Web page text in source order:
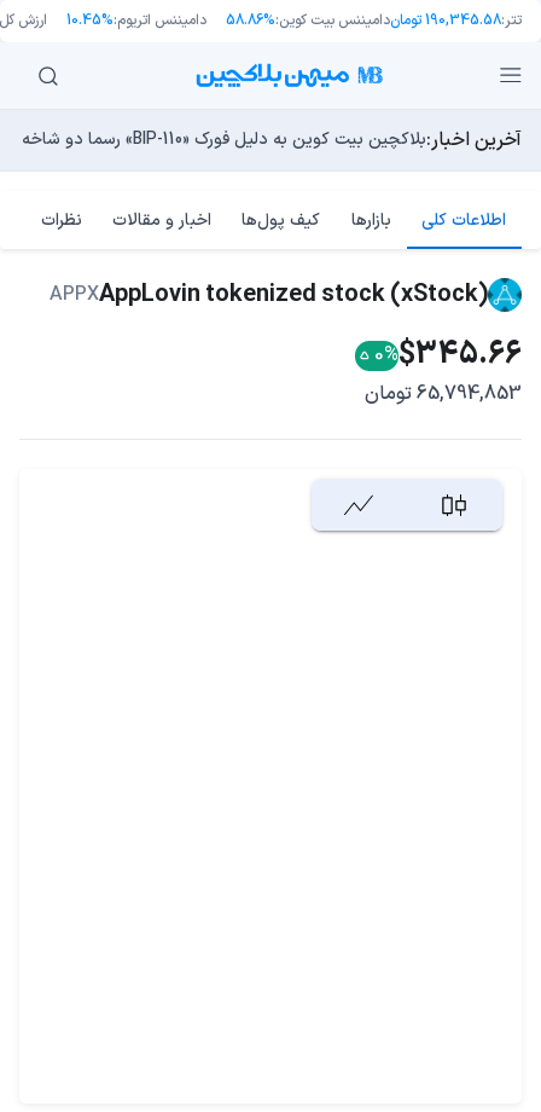
تتر:190,345.58 تومان دامیننس بیت کوین:58.86% دامیننس اتریوم:10.45% ارزش کل
آخرین اخبار:بلاکچین بیت کوین به دلیل فورک «BIP-110» رسما دو شاخه شد!
راه‌های حفظ ارزش پول؛ چگونه قدرت خرید خود را در برابر
طرح جدید EIP-8363: آیا کاهش پاداش استیکینگ به ضرر اتریوم تمام می‌شود؟
چرا هوش مصنوعی اکنون در کوتاه‌مدت تهدیدی فوری‌تر از
مایکل ترپین: متاسفم، بیت‌کوین به سمت ۴۳,۵۰۰ دلار در حال سقوط است
اطلاعات کلی بازارها کیف پول‌ها اخبار و مقالات نظرات
AppLovin tokenized stock (xStock)
APPX
$345.66
0%
65,794,853 تومان